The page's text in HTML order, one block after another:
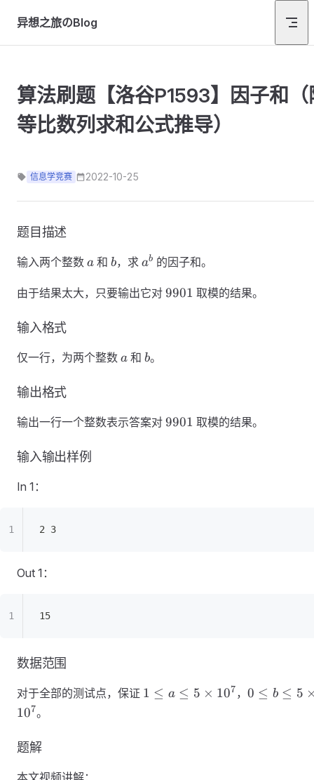
Skip to content
异想之旅のBlog
算法刷题【洛谷P1593】因子和（
等比数列求和公式推导）
信息学竞赛 2022-10-25
题目描述
输入两个整数 a
a 和 b
b，求 a^b
ab 的因子和。
由于结果太大，只要输出它对 9901
9901 取模的结果。
输入格式
仅一行，为两个整数 a
a 和 b
b。
输出格式
输出一行一个整数表示答案对 9901
9901 取模的结果。
输入输出样例
In 1：
2 3
Out 1：
15
数据范围
对于全部的测试点，保证 1 \leq
1 ≤ a ≤ 5 × 107，0 \leq
0 ≤ b ≤ 5
107。
题解
本文视频讲解：